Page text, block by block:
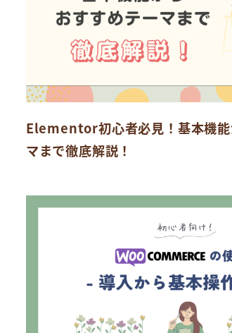
Elementor初心者必見！基本機能
マまで徹底解説！